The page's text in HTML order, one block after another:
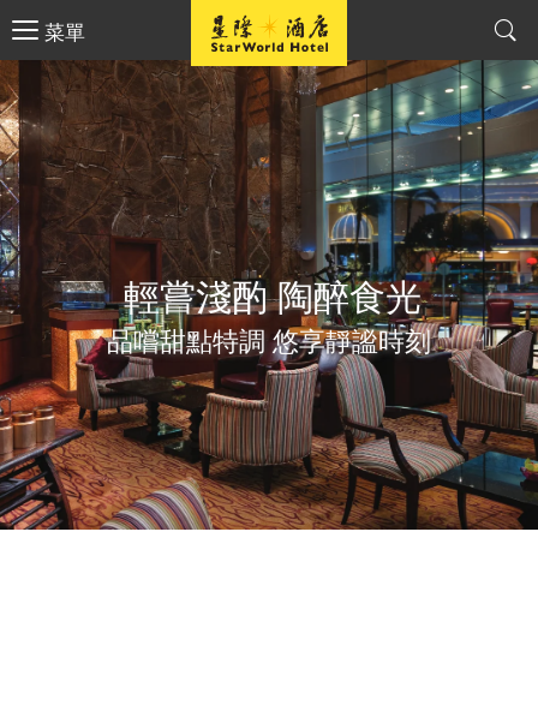
菜單
輕嘗淺酌 陶醉食光
品嚐甜點特調 悠享靜謐時刻